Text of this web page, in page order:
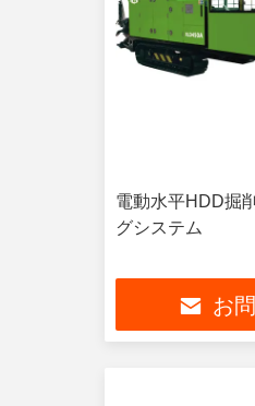
電動水平HDD掘
グシステム
お